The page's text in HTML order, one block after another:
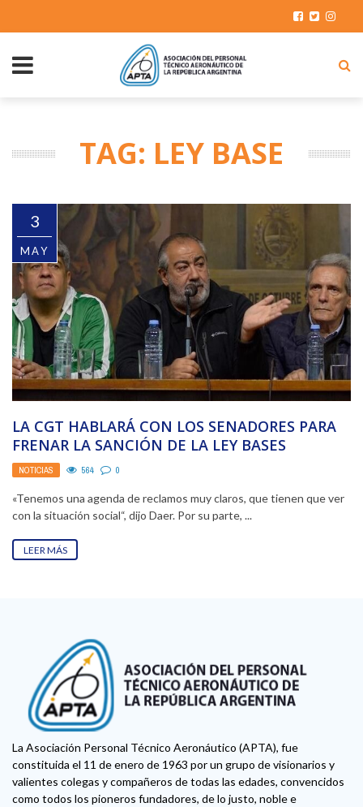
TAG: LEY BASE
3
MAY
LA CGT HABLARÁ CON LOS SENADORES PARA
FRENAR LA SANCIÓN DE LA LEY BASES
NOTICIAS 564 0
«Tenemos una agenda de reclamos muy claros, que tienen que ver
con la situación social“, dijo Daer. Por su parte, ...
LEER MÁS
La Asociación Personal Técnico Aeronáutico (APTA), fue
constituida el 11 de enero de 1963 por un grupo de visionarios y
valientes colegas y compañeros de todas las edades, convencidos
como todos los pioneros fundadores, de lo justo, noble e